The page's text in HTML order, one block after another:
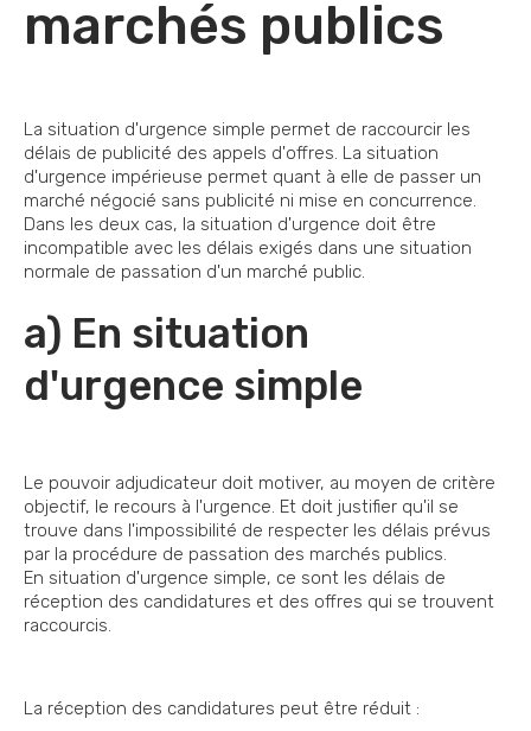
marchés publics
La situation d'urgence simple permet de raccourcir les
délais de publicité des appels d'offres. La situation
d'urgence impérieuse permet quant à elle de passer un
marché négocié sans publicité ni mise en concurrence.
Dans les deux cas, la situation d'urgence doit être
incompatible avec les délais exigés dans une situation
normale de passation d'un marché public.
a) En situation
d'urgence simple
Le pouvoir adjudicateur doit motiver, au moyen de critère
objectif, le recours à l'urgence. Et doit justifier qu'il se
trouve dans l'impossibilité de respecter les délais prévus
par la procédure de passation des marchés publics.
En situation d'urgence simple, ce sont les délais de
réception des candidatures et des offres qui se trouvent
raccourcis.
La réception des candidatures peut être réduit :